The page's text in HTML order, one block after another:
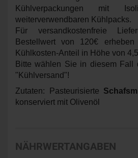
Kühlverpackungen mit
weiterverwendbaren Kühlpacks.
Für versandkostenfreie
Bestellwert von 120€
Kühlkosten-Anteil in Höhe von
Bitte wählen Sie in diesem Fall
"Kühlversand"!
Zutaten: Pasteurisierte
konserviert mit Olivenöl
NÄHRWERTANGABEN